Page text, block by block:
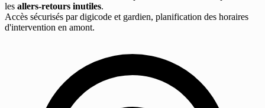
les allers-retours inutiles.
Accès sécurisés par digicode et gardien, planification des horaires
d'intervention en amont.